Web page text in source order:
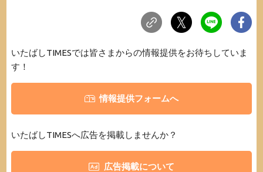
いたばしTIMESでは皆さまからの情報提供をお待ちしていま
す！
情報提供フォームへ
いたばしTIMESへ広告を掲載しませんか？
広告掲載について